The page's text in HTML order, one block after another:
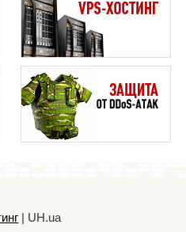
нажав сочетание
y и затем клавишу
команду:
при помощи logrotate
оболочке с помощью SFTP
данных
1
Webmin 2
| UH.ua